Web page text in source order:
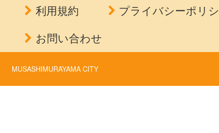
利用規約
プライバシーポリ
お問い合わせ
MUSASHIMURAYAMA CITY